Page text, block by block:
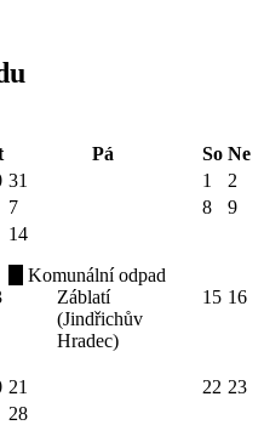
Pá So Ne
31 1
2
7 8 9
14
Komunální odpad
Záblatí
(Jindřichův
Hradec)
15 16
21 22 23
28